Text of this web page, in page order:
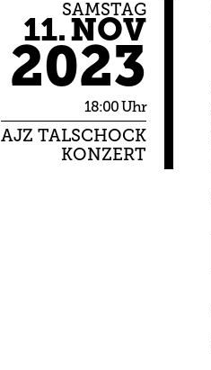
SAMSTAG
11. NOV
2023
18:00 Uhr
AJZ TALSCHOCK
KONZERT